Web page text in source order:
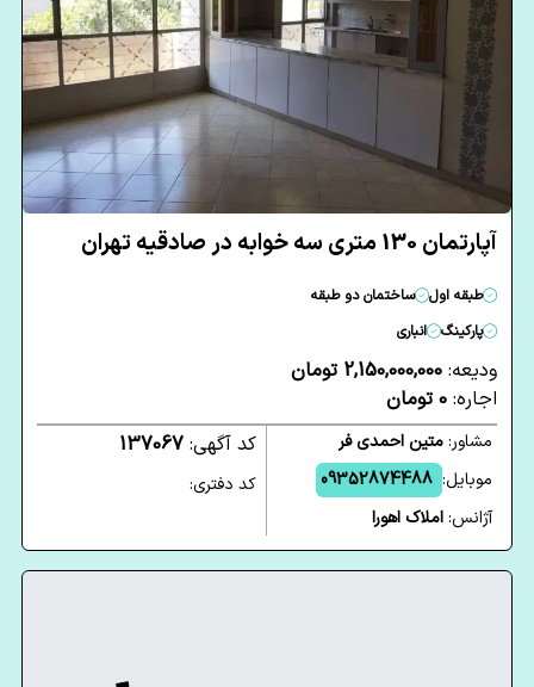
آپارتمان 130 متری سه خوابه در صادقیه تهران
طبقه اول
ساختمان دو طبقه
پارکینگ
انباری
ودیعه: 2,150,000,000 تومان
اجاره: 0 تومان
مشاور:متین احمدی فر
موبایل: 09352874488
آژانس:املاک اهورا
کد آگهی: 137067
کد دفتری: